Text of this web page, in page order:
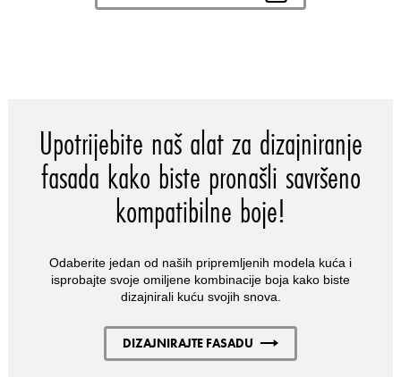
Upotrijebite naš alat za dizajniranje
fasada kako biste pronašli savršeno
kompatibilne boje!
Odaberite jedan od naših pripremljenih modela kuća i
isprobajte svoje omiljene kombinacije boja kako biste
dizajnirali kuću svojih snova.
DIZAJNIRAJTE FASADU